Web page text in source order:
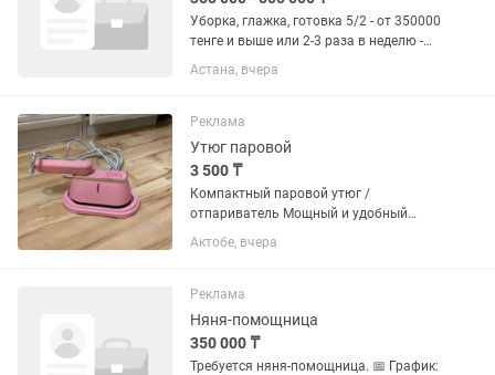
Уборка, глажка, готовка 5/2 - от 350000
тенге и выше или 2-3 раза в неделю -
20000 - 25000 тенге за выход. Опыт
работы от 1-3 дней.
Астана, вчера
Реклама
Утюг паровой
3 500 ₸
Компактный паровой утюг /
отпариватель Мощный и удобный
паровой утюг для быстрой глажки
одежды. Нагревается за 20–30 секунд,
освежает вещи паром. - мощность
1300 Вт -...
Актобе, вчера
Реклама
Няня-помощница
350 000 ₸
Требуется няня-помощница. 📅 График: